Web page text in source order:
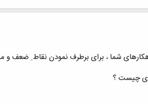
شما ، برای برطرف نمودن نقاط ِ ضعف
چیست ؟